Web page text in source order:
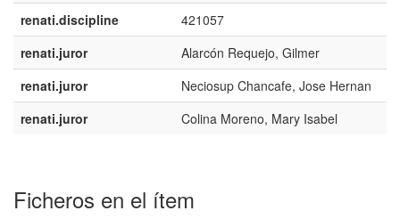
renati.discipline
421057
renati.juror
Alarcón Requejo, Gilmer
renati.juror
Neciosup Chancafe, Jose Hernan
renati.juror
Colina Moreno, Mary Isabel
Ficheros en el ítem